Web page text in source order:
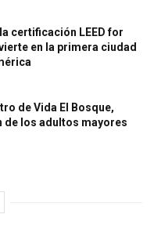
certificación LEED for
en la primera ciudad
de Vida El Bosque,
de los adultos mayores